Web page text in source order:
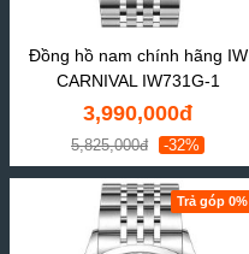
Đồng hồ nam chính hãng IW
CARNIVAL IW731G-1
3,990,000đ
5,825,000đ -32%
Trả góp 0%